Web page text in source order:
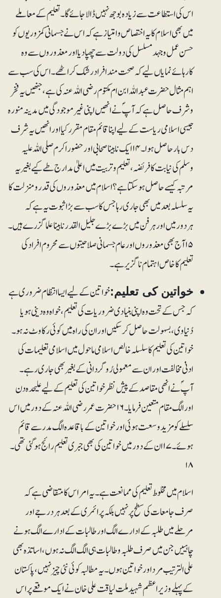
اس کی استطاعت سے زیادہ بوجھ نہیں ڈالا جائے گا۔ تعلیم کے معاملے
میں بھی اسلام کا یہ اختصاص وامتیاز ہے کہ اس نے جسمانی کمزوریوں کو
حسن عمل وجہد مسلسل کی دولت سے چھپا دیا اور معذوروں سے وہ
کارہائے نمایاں لیے کہ صحت مند افراد رشک کر اٹھے۔ اس کی سب سے
اہم مثال حضرت عبد اللہ ابن ام مکتوم رضی اللہ عنہ کی ہے، جنھیں یہ فخر
وشرف حاصل ہے کہ آپؐ نے انھیں اپنی غیر موجودگی میں مدینہ منورہ
جیسی اسلامی ریاست کے لیے اپنا قائم مقام مقرر کیا اور انھیں یہ شرف
دس بار حاصل ہوا۔۱۴ ایک نابینا صحابی اور حضور اکرم صلی اللہ علیہ
وسلم کی نیابت کا فریضہ، تعلیم وتربیت میں اعلیٰ مدارج طے کیے بغیر یہ
مرتبہ کیسے حاصل ہو سکتا ہے؟ اسلام میں معذوروں کی قدر ومنزلت کا
یہ سلسلہ بعد میں بھی جاری رہا جس کا سب سے بڑا ثبوت یہ ہے کہ
ہردور میں اور ہر فن میں بڑے بڑے جلیل القدر نابینا علما گزرے ہیں۔
۱۵ آج بھی معذوروں اور عام جسمانی صلاحیتوں سے محروم افراد کی
تعلیم کا خاص اہتمام ناگزیر ہے۔
خواتین کی تعلیم:خواتین کے لیے ایسا انتظام ضروری ہے
کہ جس کے تحت وہ اپنی بنیادی ضروریات کی تعلیم، خواہ وہ دینی ہو یا
دُنیاوی، بسہولت حاصل کر سکیں اور ان کی راہ میں کوئی رکاوٹ نہ ہو۔
خواتین کی تعلیم کا سلسلہ خالص اسلامی ماحول میں اسلامی تعلیمات کی
ادنیٰ مخالفت اور ان سے معمولی رُو گردانی کے بغیر بھی جاری رہے۔
آپؐ نے انھی مقاصد کے پیش نظر خواتین کی تعلیم کے لیے علیحدہ دن
اور الگ مقام متعین فرمایا۔۱۶ حضرت عمر رضی اللہ عنہ کے دور میں اس
سلسلے کو مزید وسعت ہوئی اور خواتین کے باقاعدہ الگ مدرسے قائم
ہوئے۔۱۷ ان کے دور میں خواتین کی بھی جبری تعلیم رائج ہو گئی تھی۔
۱۸
اسلام میں مخلوط تعلیم کی ممانعت ہے۔ یہ امر اس کا متقاضی ہے کہ
صرف جامعات کی سطح پر نہیں بلکہ پرائمری کے بعد ہر درجے اور
مرحلے میں طلبہ کے ادارے الگ اور طالبات کے ادارے الگ ہونے
چاہییں جن میں صرف طلبہ وطالبات ہی الگ الگ نہ ہوں، اساتذہ بھی
علی الترتیب مرد اور خواتین ہوں۔ یہ مطالبہ کوئی نئی چیز نہیں، پاکستان
کے پہلے وزیر اعظم شہید ملت لیاقت علی خان نے ایک موقعے پر اس